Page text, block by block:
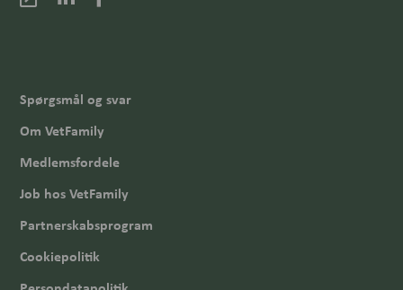
Spørgsmål og svar
Om VetFamily
Medlemsfordele
Job hos VetFamily
Partnerskabsprogram
Cookiepolitik